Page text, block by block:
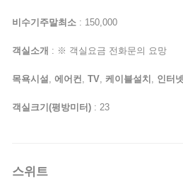
비수기주말최소 : 150,000
객실소개 : ※ 객실요금 전화문의 요망
목욕시설 , 에어컨, TV, 케이블설치 , 인터넷
객실크기(평방미터) : 23
스위트